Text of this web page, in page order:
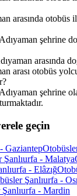
arasında otobüs
şehrine
arasında
arası otobüs
şehrine
geçin
Gaziantep
Şanlıurfa - Malatya
- Elâzığ
Şanlıurfa -
- Mardin